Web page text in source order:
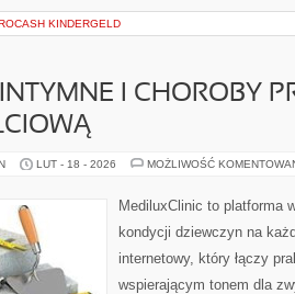
KINDERGELD
INTYMNE I CHOROBY
LUT - 18 - 2026 MOŻLIWOŚĆ
MediluxClinic to platforma
kondycji dziewczyn na
internetowy, który łączy
wspierającym tonem dla